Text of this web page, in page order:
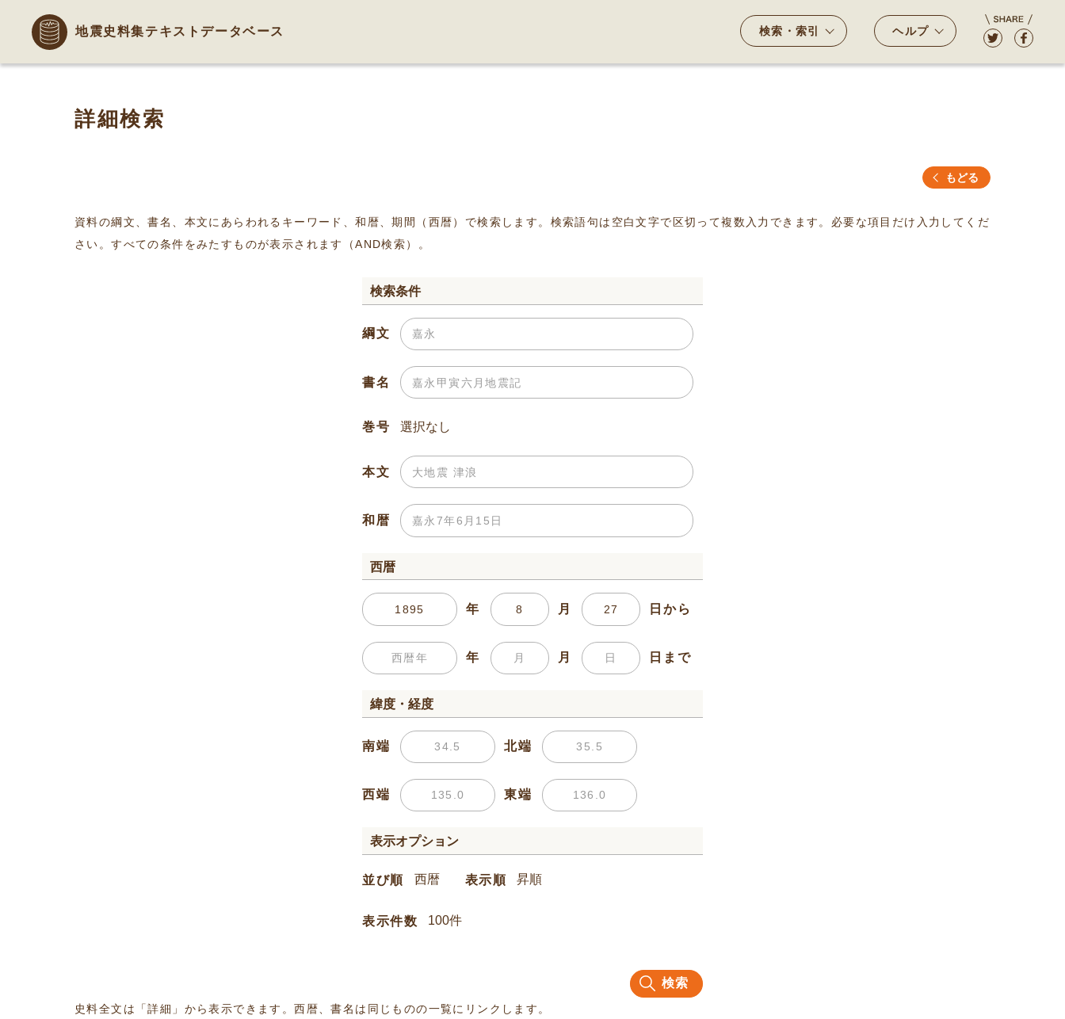
地震史料集テキストデータベース 検索・索引 ヘルプ
詳細検索
もどる
資料の綱文、書名、本文にあらわれるキーワード、和暦、期間（西暦）で検索します。検索語句は空白文字で区切って複数入力できます。必要な項目だけ入力してくだ
さい。すべての条件をみたすものが表示されます（AND検索）。
検索条件
綱文
書名
巻号
本文
和暦
西暦
年 月 日から
年 月 日まで
緯度・経度
南端 北端
西端 東端
表示オプション
並び順 表示順
表示件数
検索
史料全文は「詳細」から表示できます。西暦、書名は同じものの一覧にリンクします。